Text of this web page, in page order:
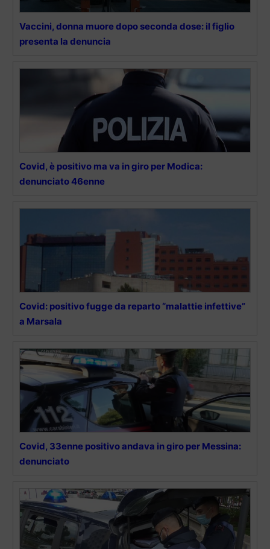
Vaccini, donna muore dopo seconda dose: il figlio
presenta la denuncia
Covid, è positivo ma va in giro per Modica:
denunciato 46enne
Covid: positivo fugge da reparto “malattie infettive”
a Marsala
Covid, 33enne positivo andava in giro per Messina:
denunciato